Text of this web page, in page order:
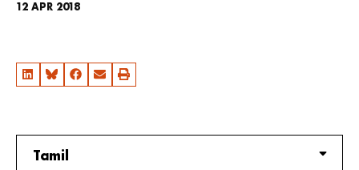
12 APR 2018
Tamil